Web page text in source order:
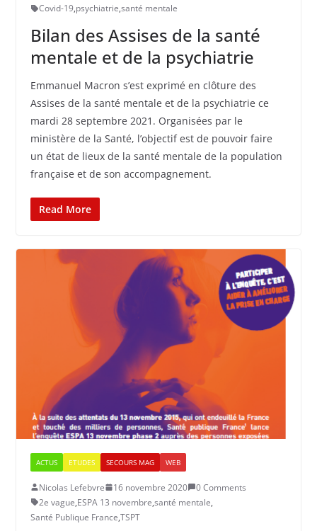
Covid-19,psychiatrie,santé mentale
Bilan des Assises de la santé
mentale et de la psychiatrie
Emmanuel Macron s’est exprimé en clôture des
Assises de la santé mentale et de la psychiatrie ce
mardi 28 septembre 2021. Organisées par le
ministère de la Santé, l’objectif est de pouvoir faire
un état de lieux de la santé mentale de la population
française et de son accompagnement.
Read More
ACTUS ETUDES SECOURS MAG WEB
Nicolas Lefebvre 16 novembre 2020
0 Comments
2e vague,ESPA 13 novembre,santé mentale,
Santé Publique France,TSPT